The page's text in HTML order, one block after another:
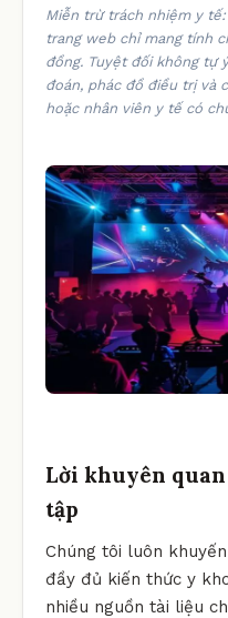
Miễn trừ trách nhiệm y
trang web chỉ mang tính
đồng. Tuyệt đối không tự
đoán, phác đồ điều trị và
hoặc nhân viên y tế có
Lời khuyên
tập
Chúng tôi luôn
đầy đủ kiến thức y
nhiều nguồn tài liệu